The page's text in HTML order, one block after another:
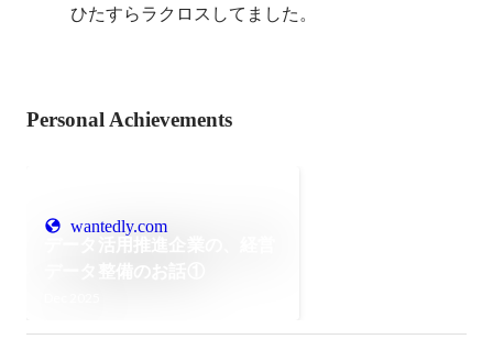
ひたすらラクロスしてました。
Personal Achievements
wantedly.com